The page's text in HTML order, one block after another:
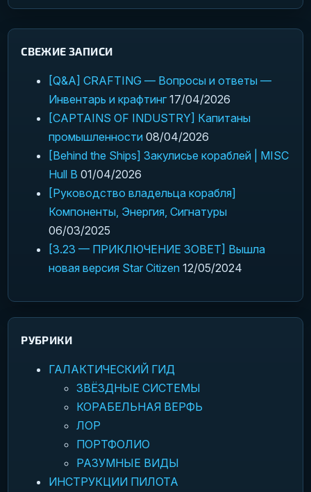
СВЕЖИЕ ЗАПИСИ
[Q&A] CRAFTING — Вопросы и ответы —
Инвентарь и крафтинг 17/04/2026
[CAPTAINS OF INDUSTRY] Капитаны
промышленности 08/04/2026
[Behind the Ships] Закулисье кораблей | MISC
Hull B 01/04/2026
[Руководство владельца корабля]
Компоненты, Энергия, Сигнатуры
06/03/2025
[3.23 — ПРИКЛЮЧЕНИЕ ЗОВЕТ] Вышла
новая версия Star Citizen 12/05/2024
РУБРИКИ
ГАЛАКТИЧЕСКИЙ ГИД
ЗВЁЗДНЫЕ СИСТЕМЫ
КОРАБЕЛЬНАЯ ВЕРФЬ
ЛОР
ПОРТФОЛИО
РАЗУМНЫЕ ВИДЫ
ИНСТРУКЦИИ ПИЛОТА